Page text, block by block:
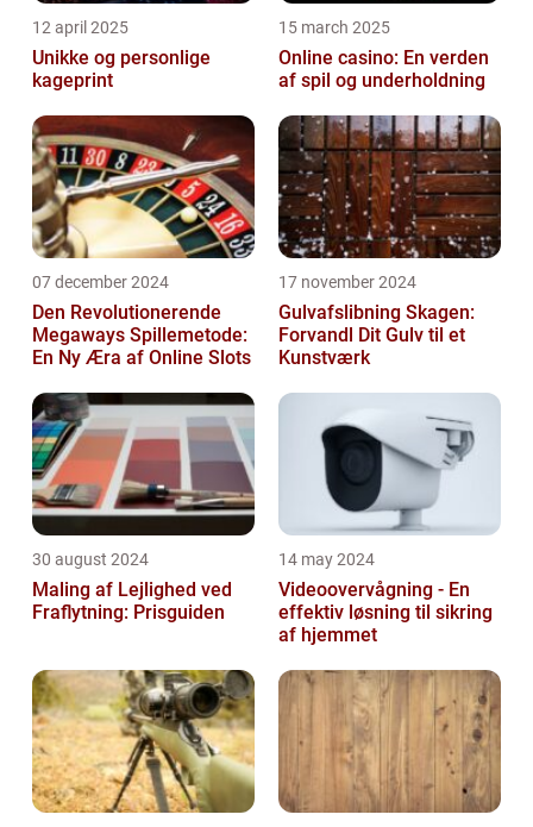
12 april 2025
Unikke og personlige
kageprint
15 march 2025
Online casino: En verden
af spil og underholdning
07 december 2024
Den Revolutionerende
Megaways Spillemetode:
En Ny Æra af Online Slots
17 november 2024
Gulvafslibning Skagen:
Forvandl Dit Gulv til et
Kunstværk
30 august 2024
Maling af Lejlighed ved
Fraflytning: Prisguiden
14 may 2024
Videoovervågning - En
effektiv løsning til sikring
af hjemmet